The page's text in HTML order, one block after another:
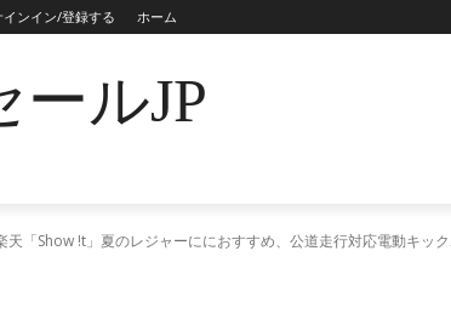
インイン/登録する ホーム
ールJP
天「Show !t」夏のレジャーににおすすめ、公道走行対応電動キッ